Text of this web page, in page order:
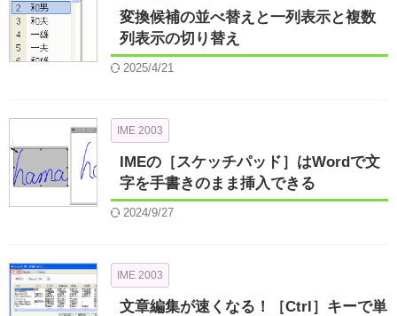
変換候補の並べ替えと一列表示と複数
列表示の切り替え
2025/4/21
IME 2003
IMEの［スケッチパッド］はWordで文
字を手書きのまま挿入できる
2024/9/27
IME 2003
文章編集が速くなる！［Ctrl］キーで単